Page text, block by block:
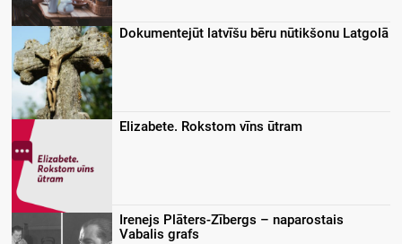
Dokumentejūt latvīšu bēru nūtikšonu Latgolā
Elizabete. Rokstom vīns ūtram
Irenejs Plāters-Zībergs – naparostais
Vabalis grafs